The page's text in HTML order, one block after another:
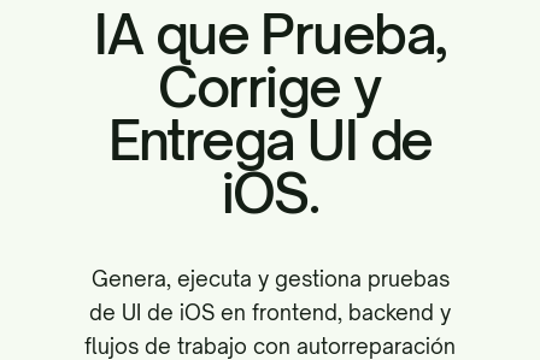
IA que Prueba,
Corrige y
Entrega UI de
iOS.
Genera, ejecuta y gestiona pruebas
de UI de iOS en frontend, backend y
flujos de trabajo con autorreparación